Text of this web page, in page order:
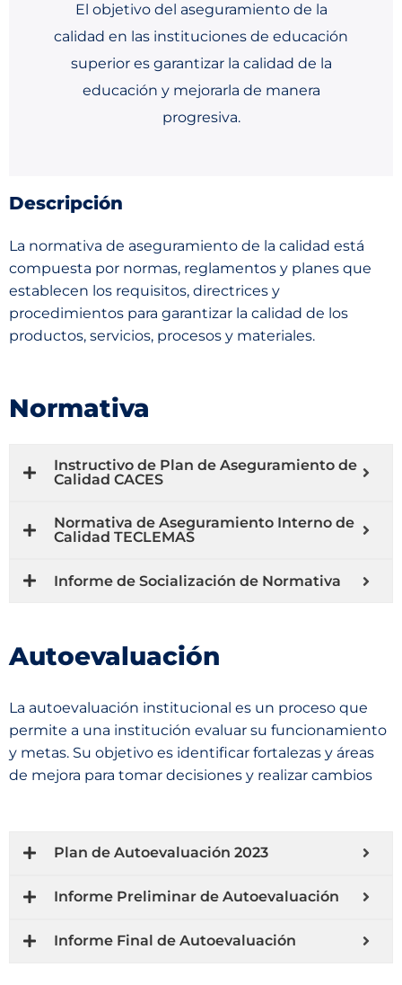
El objetivo del aseguramiento de la
calidad en las instituciones de educación
superior es garantizar la calidad de la
educación y mejorarla de manera
progresiva.
Descripción
La normativa de aseguramiento de la calidad está
compuesta por normas, reglamentos y planes que
establecen los requisitos, directrices y
procedimientos para garantizar la calidad de los
productos, servicios, procesos y materiales.
Normativa
Instructivo de Plan de Aseguramiento de
Calidad CACES
Normativa de Aseguramiento Interno de
Calidad TECLEMAS
Informe de Socialización de Normativa
Autoevaluación
La autoevaluación institucional es un proceso que
permite a una institución evaluar su funcionamiento
y metas. Su objetivo es identificar fortalezas y áreas
de mejora para tomar decisiones y realizar cambios
Plan de Autoevaluación 2023
Informe Preliminar de Autoevaluación
Informe Final de Autoevaluación